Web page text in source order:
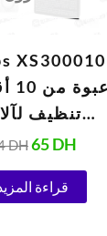
XS300010
تنظيف
جرام
DH65DH
قراءة